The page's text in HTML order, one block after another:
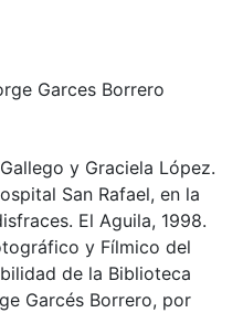
Garces Borrero
y Graciela López.
San Rafael, en la
El Aguila, 1998.
y Fílmico del
de la Biblioteca
Garcés Borrero, por